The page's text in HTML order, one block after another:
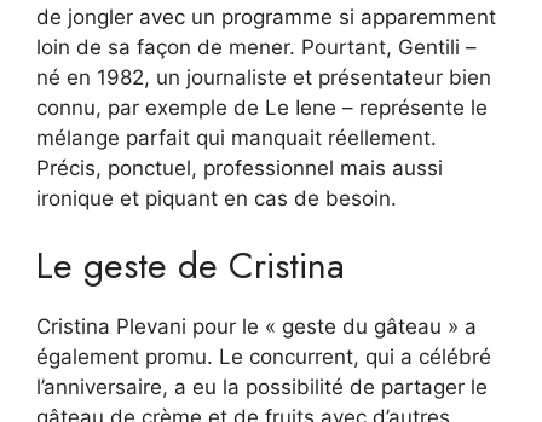
de jongler avec un programme si apparemment
loin de sa façon de mener. Pourtant, Gentili –
né en 1982, un journaliste et présentateur bien
connu, par exemple de Le Iene – représente le
mélange parfait qui manquait réellement.
Précis, ponctuel, professionnel mais aussi
ironique et piquant en cas de besoin.
Le geste de Cristina
Cristina Plevani pour le « geste du gâteau » a
également promu. Le concurrent, qui a célébré
l’anniversaire, a eu la possibilité de partager le
gâteau de crème et de fruits avec d’autres